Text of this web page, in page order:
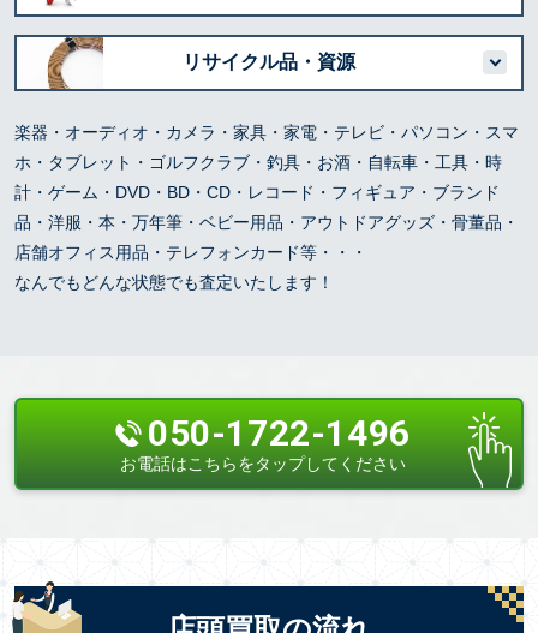
リサイクル品・資源
楽器・オーディオ・カメラ・家具・家電・テレビ・パソコン・スマ
ホ・タブレット・ゴルフクラブ・釣具・お酒・自転車・工具・時
計・ゲーム・DVD・BD・CD・レコード・フィギュア・ブランド
品・洋服・本・万年筆・ベビー用品・アウトドアグッズ・骨董品・
店舗オフィス用品・テレフォンカード等・・・
なんでもどんな状態でも査定いたします！
050-1722-1496
お電話はこちらをタップしてください